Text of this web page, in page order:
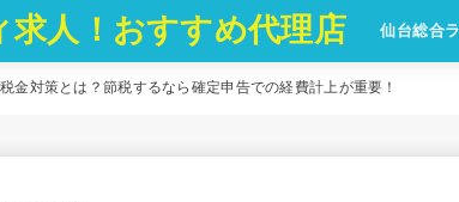
人！おすすめ代理店 仙台総合
金対策とは？節税するなら確定申告での経費計上が重要！